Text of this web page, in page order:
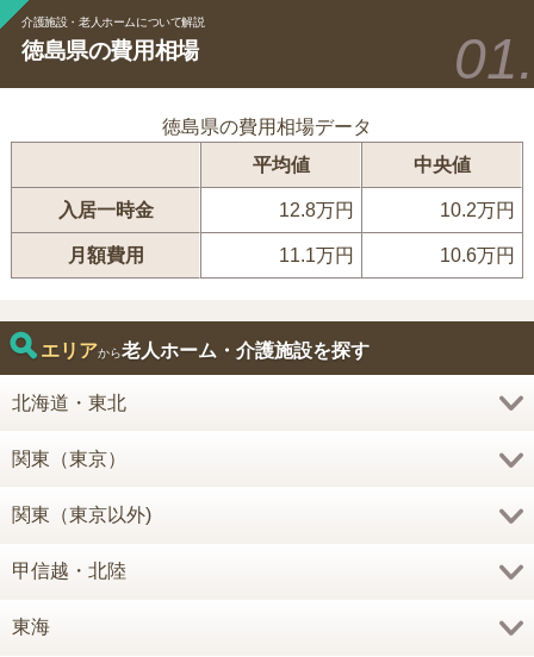
介護施設・老人ホームについて解説
徳島県の費用相場
徳島県の費用相場データ
平均値
中央値
入居一時金 12.8万円 10.2万円
月額費用 11.1万円 10.6万円
エリアから老人ホーム・介護施設を探す
北海道・東北
関東（東京）
関東（東京以外)
甲信越・北陸
東海